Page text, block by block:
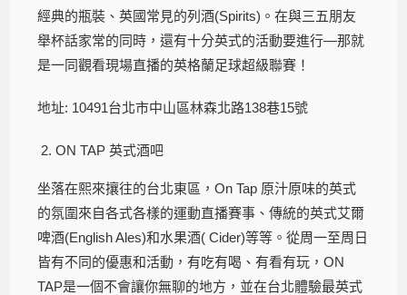
經典的瓶裝、英國常見的列酒(Spirits)。在與三五朋友
舉杯話家常的同時，還有十分英式的活動要進行—那就
是一同觀看現場直播的英格蘭足球超級聯賽！
地址: 10491台北市中山區林森北路138巷15號
ON TAP 英式酒吧
坐落在熙來攘往的台北東區，On Tap 原汁原味的英式
的氛圍來自各式各樣的運動直播賽事、傳統的英式艾爾
啤酒(English Ales)和水果酒( Cider)等等。從周一至周日
皆有不同的優惠和活動，有吃有喝、有看有玩，ON
TAP是一個不會讓你無聊的地方，並在台北體驗最英式